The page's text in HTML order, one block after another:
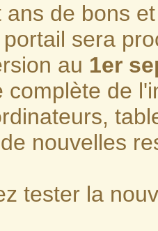
ans de bons
sera
au 1er
complète de
nouvelles
tester la